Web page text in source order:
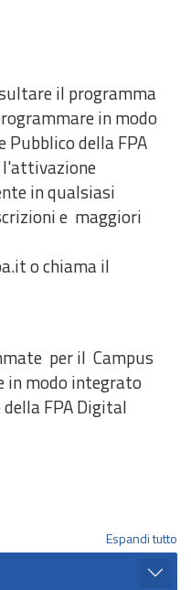
il programma
in modo
Pubblico della FPA
l'attivazione
in qualsiasi
e maggiori
o chiama il
per il Campus
in modo integrato
FPA Digital
Espandi tutto